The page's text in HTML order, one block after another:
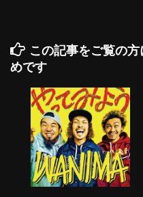
この記事をご覧の
めです